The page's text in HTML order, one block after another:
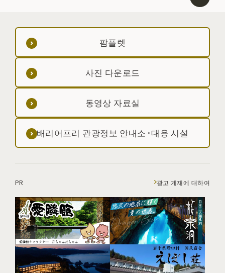
팜플렛
사진 다운로드
동영상 자료실
배리어프리 관광정보 안내소·대응 시설
PR 광고 게재에 대하여